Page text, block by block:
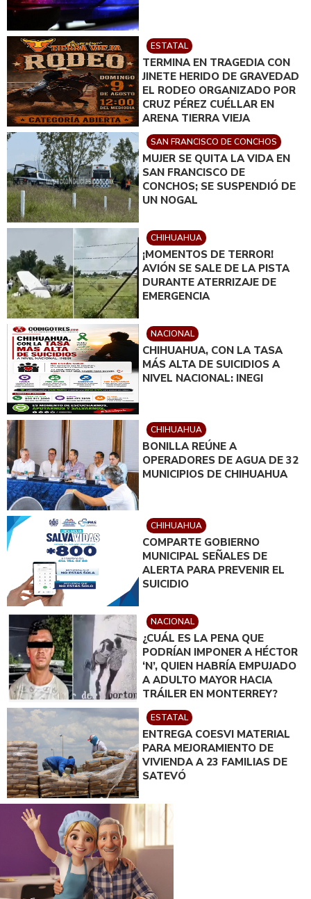
ESTATAL
TERMINA EN TRAGEDIA CON
JINETE HERIDO DE GRAVEDAD
EL RODEO ORGANIZADO POR
CRUZ PÉREZ CUÉLLAR EN
ARENA TIERRA VIEJA
SAN FRANCISCO DE CONCHOS
MUJER SE QUITA LA VIDA EN
SAN FRANCISCO DE
CONCHOS; SE SUSPENDIÓ DE
UN NOGAL
CHIHUAHUA
¡MOMENTOS DE TERROR!
AVIÓN SE SALE DE LA PISTA
DURANTE ATERRIZAJE DE
EMERGENCIA
NACIONAL
CHIHUAHUA, CON LA TASA
MÁS ALTA DE SUICIDIOS A
NIVEL NACIONAL: INEGI
CHIHUAHUA
BONILLA REÚNE A
OPERADORES DE AGUA DE 32
MUNICIPIOS DE CHIHUAHUA
CHIHUAHUA
COMPARTE GOBIERNO
MUNICIPAL SEÑALES DE
ALERTA PARA PREVENIR EL
SUICIDIO
NACIONAL
¿CUÁL ES LA PENA QUE
PODRÍAN IMPONER A HÉCTOR
‘N’, QUIEN HABRÍA EMPUJADO
A ADULTO MAYOR HACIA
TRÁILER EN MONTERREY?
ESTATAL
ENTREGA COESVI MATERIAL
PARA MEJORAMIENTO DE
VIVIENDA A 23 FAMILIAS DE
SATEVÓ